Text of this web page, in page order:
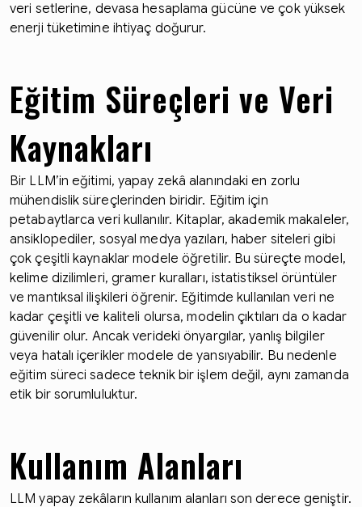
veri setlerine, devasa hesaplama gücüne ve çok yüksek
enerji tüketimine ihtiyaç doğurur.
Eğitim Süreçleri ve Veri
Kaynakları
Bir LLM’in eğitimi, yapay zekâ alanındaki en zorlu
mühendislik süreçlerinden biridir. Eğitim için
petabaytlarca veri kullanılır. Kitaplar, akademik makaleler,
ansiklopediler, sosyal medya yazıları, haber siteleri gibi
çok çeşitli kaynaklar modele öğretilir. Bu süreçte model,
kelime dizilimleri, gramer kuralları, istatistiksel örüntüler
ve mantıksal ilişkileri öğrenir. Eğitimde kullanılan veri ne
kadar çeşitli ve kaliteli olursa, modelin çıktıları da o kadar
güvenilir olur. Ancak verideki önyargılar, yanlış bilgiler
veya hatalı içerikler modele de yansıyabilir. Bu nedenle
eğitim süreci sadece teknik bir işlem değil, aynı zamanda
etik bir sorumluluktur.
Kullanım Alanları
LLM yapay zekâların kullanım alanları son derece geniştir.